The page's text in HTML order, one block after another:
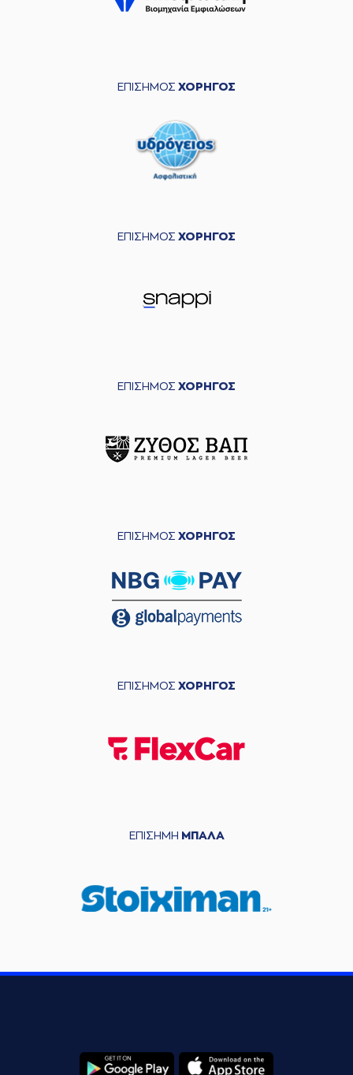
ΕΠΙΣΗΜΟΣ ΧΟΡΗΓΟΣ
ΕΠΙΣΗΜΟΣ ΧΟΡΗΓΟΣ
ΕΠΙΣΗΜΟΣ ΧΟΡΗΓΟΣ
ΕΠΙΣΗΜΟΣ ΧΟΡΗΓΟΣ
ΕΠΙΣΗΜΟΣ ΧΟΡΗΓΟΣ
ΕΠΙΣΗΜΗ ΜΠΑΛΑ